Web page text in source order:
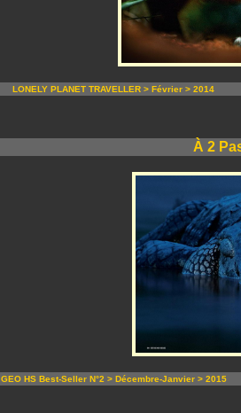
LONELY PLANET TRAVELLER > Février > 2014
À 2
GEO HS Best-Seller N°2 > Décembre-Janvier > 2015